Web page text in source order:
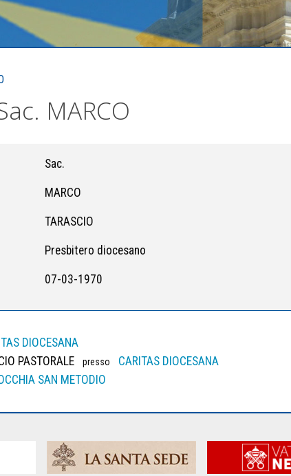
MARCO
Sac.
MARCO
TARASCIO
Presbitero diocesano
07-03-1970
DIOCESANA
PASTORALE
presso
CARITAS DIOCESANA
SAN METODIO